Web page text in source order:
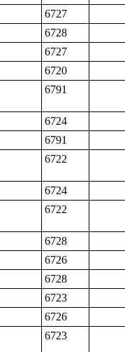
6727
6728
6727
6720
6791
6724
6791
6722
6724
6722
6728
6726
6728
6723
6726
6723